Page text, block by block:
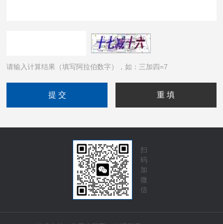
请输入计算结果（填写阿拉伯数字），如：三加四=7
扫
码
加
微
信